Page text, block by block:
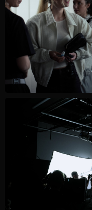
ДОКУМЕНТЫ САЙТА В
ОБРАБОТКИ И ХРАНЕНИЯ
INSTAGRAM*
WE ARE FEROX SLOI AI EN
* Instagram признан
организацией и запрещен на